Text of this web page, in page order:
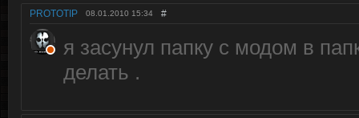
PROTOTIP 08.01.2010 15:34 #
я засунул папку с модом в
делать .